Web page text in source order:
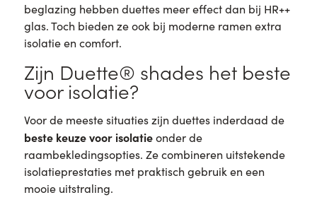
beglazing hebben duettes meer effect dan bij HR++
glas. Toch bieden ze ook bij moderne ramen extra
isolatie en comfort.
Zijn Duette® shades het beste
voor isolatie?
Voor de meeste situaties zijn duettes inderdaad de
beste keuze voor isolatieonder de
raambekledingsopties. Ze combineren uitstekende
isolatieprestaties met praktisch gebruik en een
mooie uitstraling.